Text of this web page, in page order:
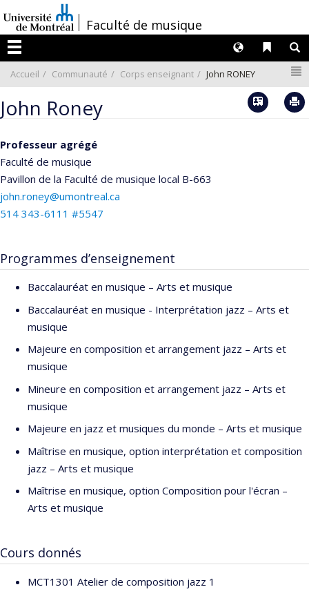
au
contenu
/Faculté de musique
Menu
Liens
Langues
Accueil Communauté Corps enseignant John RONEY
John Roney Vcard
Professeur agrégé
Faculté de musique
Pavillon de la Faculté de musique local B-663
john.roney@umontreal.ca
514 343-6111 #5547
Programmes d’enseignement
Baccalauréat en musique – Arts et musique
Baccalauréat en musique - Interprétation jazz – Arts et
musique
Majeure en composition et arrangement jazz – Arts et
musique
Mineure en composition et arrangement jazz – Arts et
musique
Majeure en jazz et musiques du monde – Arts et musique
Maîtrise en musique, option interprétation et composition
jazz – Arts et musique
Maîtrise en musique, option Composition pour l'écran –
Arts et musique
Cours donnés
MCT1301 Atelier de composition jazz 1